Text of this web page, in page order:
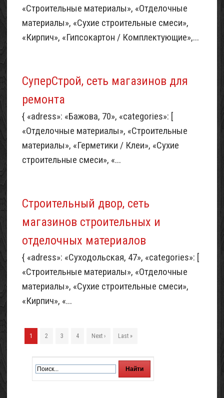
«Строительные материалы», «Отделочные
материалы», «Сухие строительные смеси»,
«Кирпич», «Гипсокартон / Комплектующие»,...
СуперСтрой, сеть магазинов для
ремонта
{ «adress»: «Бажова, 70», «categories»: [
«Отделочные материалы», «Строительные
материалы», «Герметики / Клеи», «Сухие
строительные смеси», «...
Строительный двор, сеть
магазинов строительных и
отделочных материалов
{ «adress»: «Суходольская, 47», «categories»: [
«Строительные материалы», «Отделочные
материалы», «Сухие строительные смеси»,
«Кирпич», «...
1 2 3 4 Next › Last »